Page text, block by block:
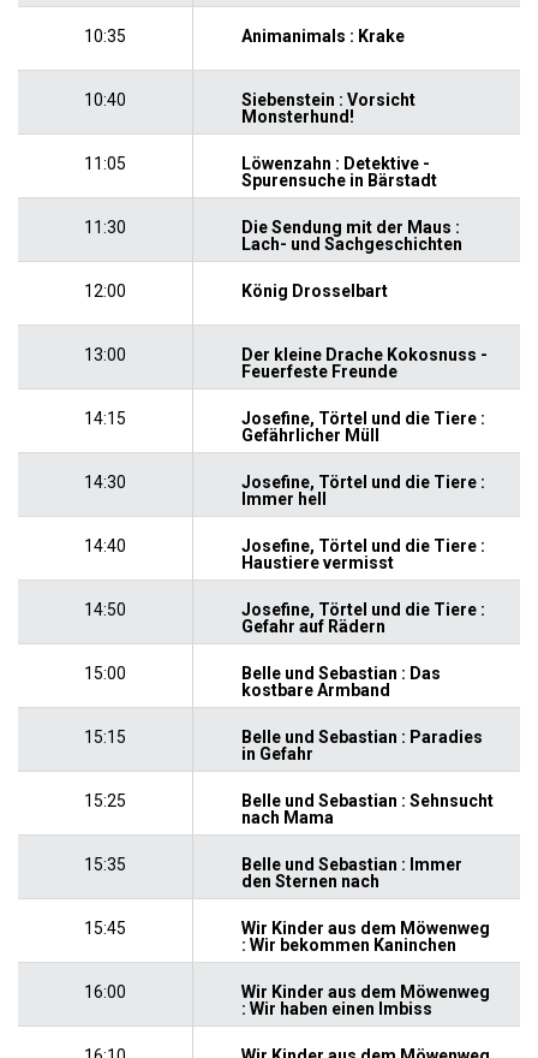
10:35 Animanimals : Krake
10:40
Siebenstein : Vorsicht
Monsterhund!
11:05
Löwenzahn : Detektive -
Spurensuche in Bärstadt
11:30
Die Sendung mit der Maus :
Lach- und Sachgeschichten
12:00 König Drosselbart
13:00
Der kleine Drache Kokosnuss -
Feuerfeste Freunde
14:15
Josefine, Törtel und die Tiere :
Gefährlicher Müll
14:30
Josefine, Törtel und die Tiere :
Immer hell
14:40
Josefine, Törtel und die Tiere :
Haustiere vermisst
14:50
Josefine, Törtel und die Tiere :
Gefahr auf Rädern
15:00
Belle und Sebastian : Das
kostbare Armband
15:15
Belle und Sebastian : Paradies
in Gefahr
15:25
Belle und Sebastian : Sehnsucht
nach Mama
15:35
Belle und Sebastian : Immer
den Sternen nach
15:45
Wir Kinder aus dem Möwenweg
: Wir bekommen Kaninchen
16:00
Wir Kinder aus dem Möwenweg
: Wir haben einen Imbiss